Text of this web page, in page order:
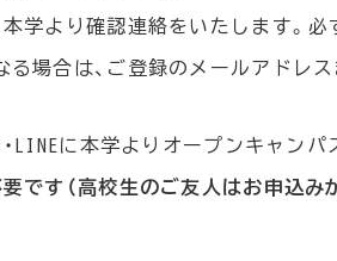
学より確認連絡をいたします。
場合は、ご登録のメールアドレ
LINEに本学よりオープンキャン
です（高校生のご友人はお申込みが